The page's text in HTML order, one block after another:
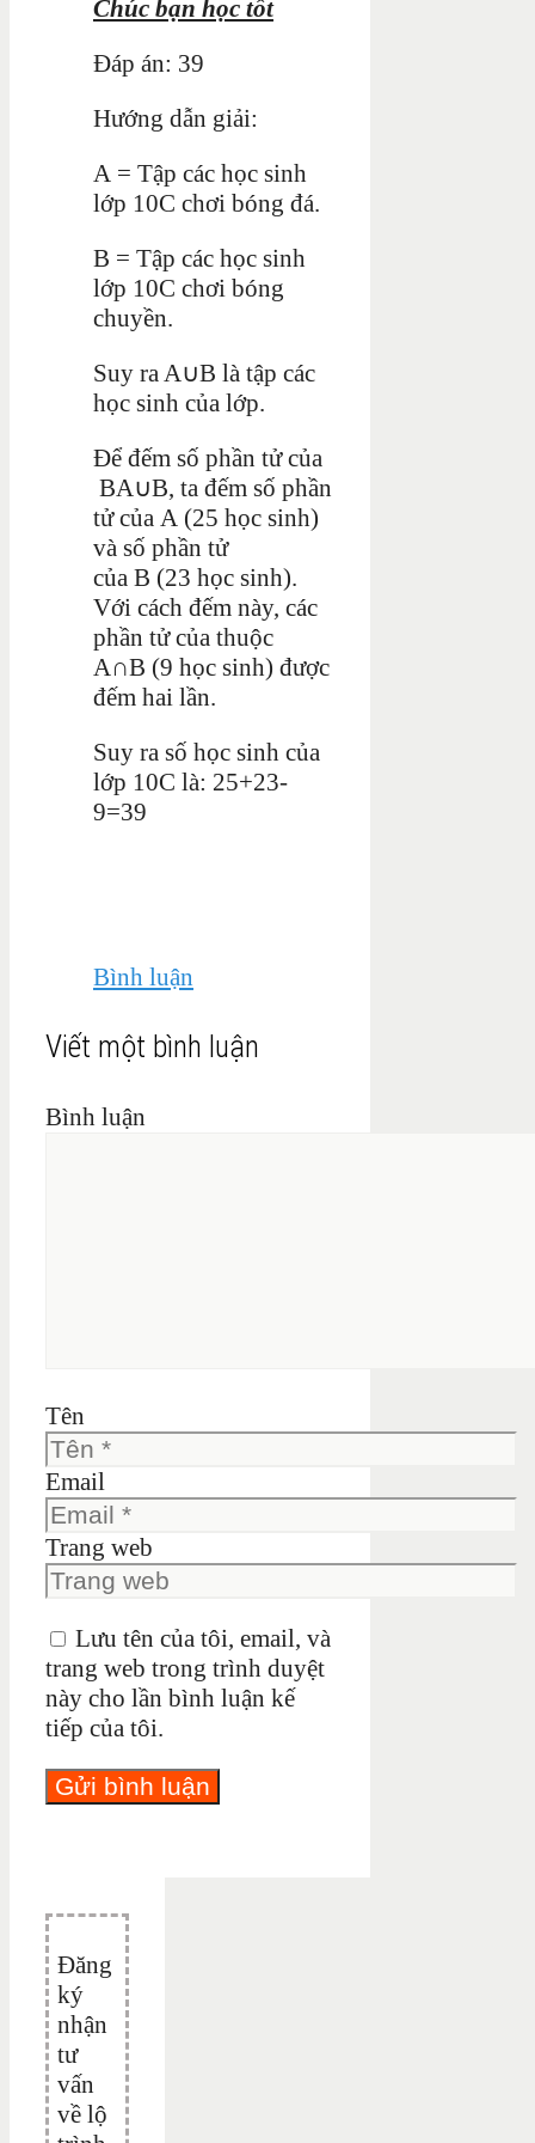
Chúc bạn học tốt
Đáp án: 39
Hướng dẫn giải:
A = Tập các học sinh
lớp 10C chơi bóng đá.
B = Tập các học sinh
lớp 10C chơi bóng
chuyền.
Suy ra A∪B là tập các
học sinh của lớp.
Để đếm số phần tử của
BA∪B, ta đếm số phần
tử của A (25 học sinh)
và số phần tử
của B (23 học sinh).
Với cách đếm này, các
phần tử của thuộc
A∩B (9 học sinh) được
đếm hai lần.
Suy ra số học sinh của
lớp 10C là: 25+23-
9=39
Bình luận
Viết một bình luận
Bình luận
Tên
Email
Trang web
Lưu tên của tôi, email, và
trang web trong trình duyệt
này cho lần bình luận kế
tiếp của tôi.
Đăng
ký
nhận
tư
vấn
về lộ